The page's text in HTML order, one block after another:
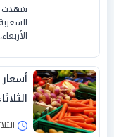
شهدت
الأربعاء،
الثلاثاء 21-7-
الثلاثاء 21/